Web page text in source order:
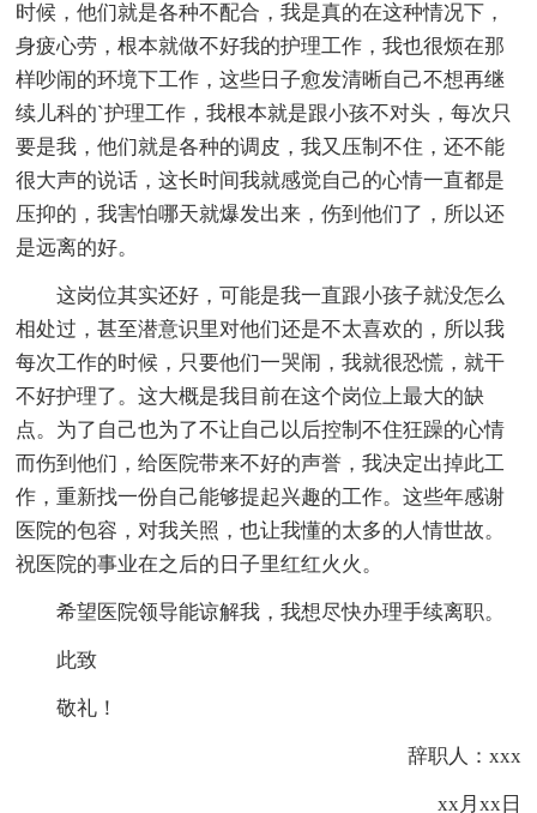
时候，他们就是各种不配合，我是真的在这种情况下，
身疲心劳，根本就做不好我的护理工作，我也很烦在那
样吵闹的环境下工作，这些日子愈发清晰自己不想再继
续儿科的`护理工作，我根本就是跟小孩不对头，每次只
要是我，他们就是各种的调皮，我又压制不住，还不能
很大声的说话，这长时间我就感觉自己的心情一直都是
压抑的，我害怕哪天就爆发出来，伤到他们了，所以还
是远离的好。
这岗位其实还好，可能是我一直跟小孩子就没怎么
相处过，甚至潜意识里对他们还是不太喜欢的，所以我
每次工作的时候，只要他们一哭闹，我就很恐慌，就干
不好护理了。这大概是我目前在这个岗位上最大的缺
点。为了自己也为了不让自己以后控制不住狂躁的心情
而伤到他们，给医院带来不好的声誉，我决定出掉此工
作，重新找一份自己能够提起兴趣的工作。这些年感谢
医院的包容，对我关照，也让我懂的太多的人情世故。
祝医院的事业在之后的日子里红红火火。
希望医院领导能谅解我，我想尽快办理手续离职。
此致
敬礼！
辞职人：xxx
xx月xx日